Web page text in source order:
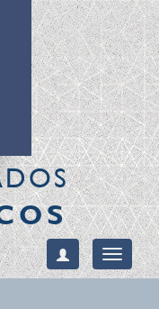
Toggle